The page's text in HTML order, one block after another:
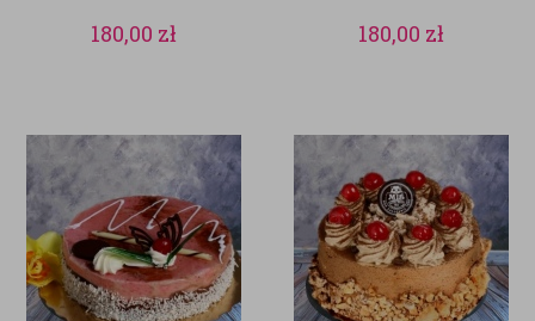
180,00 zł 180,00 zł